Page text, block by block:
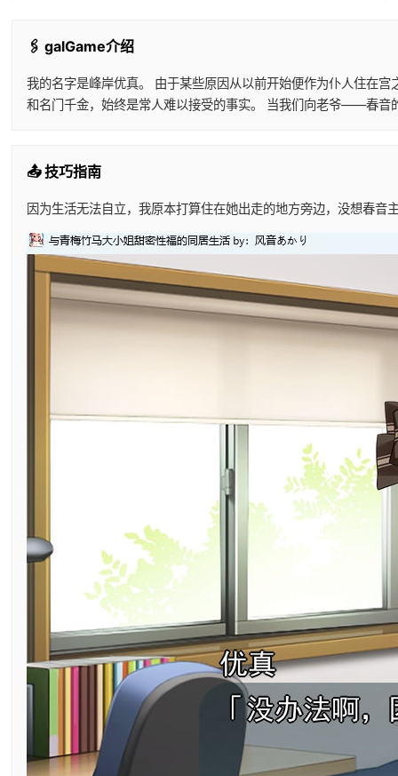
🖇️ galGame介绍
我的名字是峰岸优真。 由于某些原因从以前开始便作为仆人住在
和名门千金，始终是常人难以接受的事实。 当我们向老爷——春音
📤 技巧指南
因为生活无法自立，我原本打算住在她出走的地方旁边，没想春音